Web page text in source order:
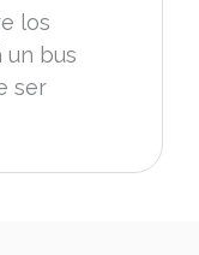
los
un bus
ser